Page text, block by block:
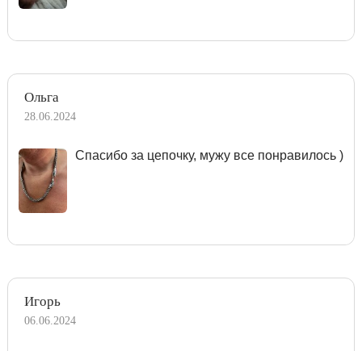
Ольга
28.06.2024
Спасибо за цепочку, мужу все понравилось )
Игорь
06.06.2024